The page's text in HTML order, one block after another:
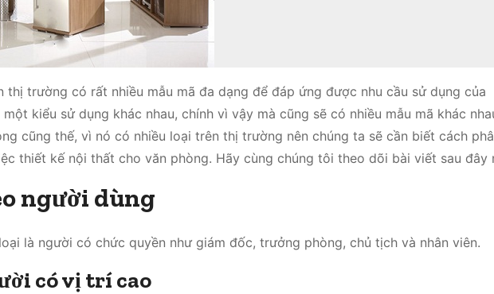
trường có rất nhiều mẫu mã đa dạng để đáp ứng được nhu cầu sử dụng của
kiểu sử dụng khác nhau, chính vì vậy mà cũng sẽ có nhiều mẫu mã khác
cũng thế, vì nó có nhiều loại trên thị trường nên chúng ta sẽ cần biết cách
thiết kế nội thất cho văn phòng. Hãy cùng chúng tôi theo dõi bài viết sau đây
người dùng
là người có chức quyền như giám đốc, trưởng phòng, chủ tịch và nhân viên.
có vị trí cao